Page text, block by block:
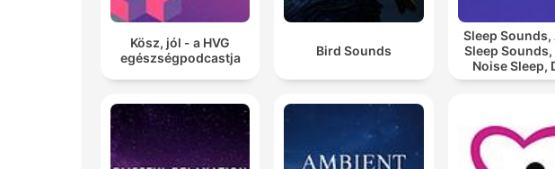
Kösz, jól - a HVG
egészségpodcastja
Bird Sounds
Sleep Sounds,
Sleep
Noise Sleep,
Sleep